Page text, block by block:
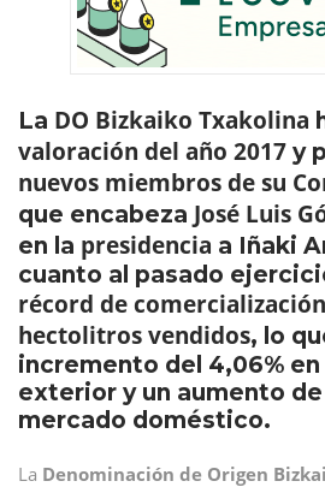
La DO Bizkaiko Txakolina
valoración del año 2017 y
nuevos miembros de su
que encabeza José Luis
en la presidencia a Iñaki
cuanto al pasado
récord de
hectolitros vendidos, lo
incremento del 4,06%
exterior y un aumento de
mercado doméstico.
La Denominación de Origen